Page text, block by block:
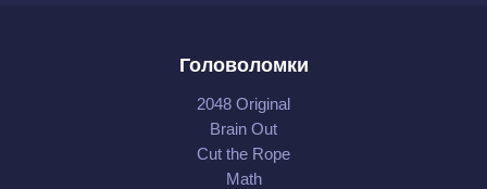
Головоломки
2048 Original
Brain Out
Cut the Rope
Math